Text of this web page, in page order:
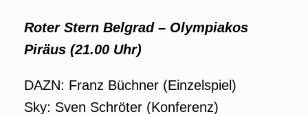
Roter Stern Belgrad – Olympiakos
Piräus (21.00 Uhr)
DAZN: Franz Büchner (Einzelspiel)
Sky: Sven Schröter (Konferenz)